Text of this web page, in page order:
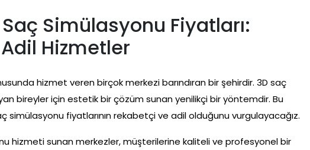
Simülasyonu Fiyatları:
Hizmetler
hizmet veren birçok merkezi barındıran bir şehirdir. 3D saç
bireyler için estetik bir çözüm sunan yenilikçi bir yöntemdir. Bu
simülasyonu fiyatlarının rekabetçi ve adil olduğunu vurgulayacağız.
hizmeti sunan merkezler, müşterilerine kaliteli ve profesyonel bir